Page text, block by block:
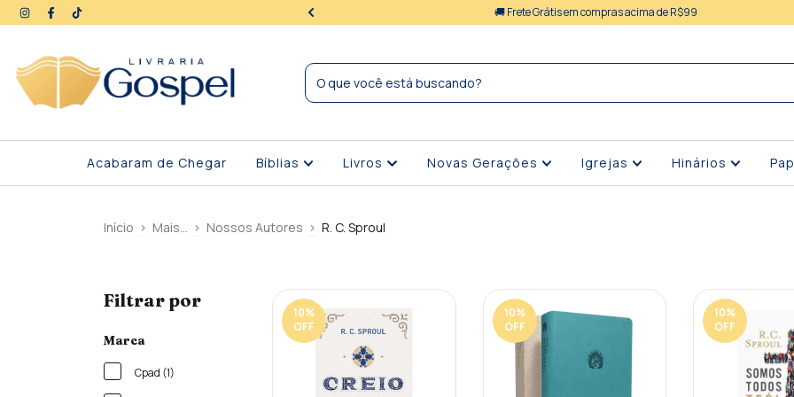
| Seus dados protegidos 🚚 Frete Grátis em compras acima de R$99
Acabaram de Chegar Bíblias Livros Novas Gerações Igrejas Hinários
Início > Mais... > Nossos Autores > R. C. Sproul
Filtrar por
Marca
Cpad (1)
10%
OFF
10%
OFF
10%
OFF